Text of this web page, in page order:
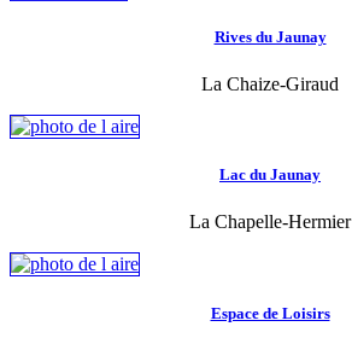
Rives du Jaunay
La Chaize-Giraud
Lac du Jaunay
La Chapelle-Hermier
Espace de Loisirs